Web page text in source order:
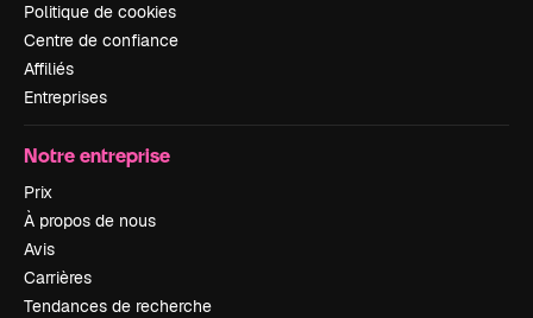
Politique de cookies
Centre de confiance
Affiliés
Entreprises
Notre entreprise
Prix
À propos de nous
Avis
Carrières
Tendances de recherche